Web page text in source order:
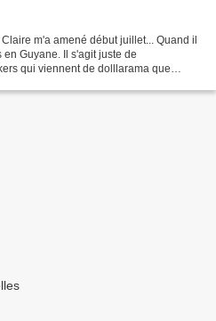
m'a amené début juillet... Quand il
Guyane. Il s'agit juste de
qui viennent de dolllarama que